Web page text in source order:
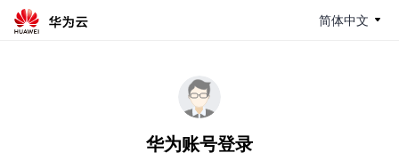
简体中文
华为账号登录